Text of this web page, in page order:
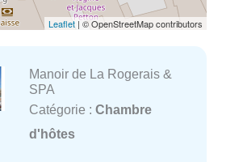
Leaflet | © OpenStreetMap contributors
Manoir de La Rogerais &
SPA
Catégorie : Chambre
d'hôtes